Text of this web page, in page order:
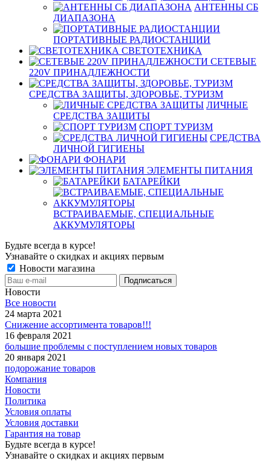
АНТЕННЫ CБ
ДИАПАЗОНА
ПОРТАТИВНЫЕ РАДИОСТАНЦИИ
СВЕТОТЕХНИКА
СЕТЕВЫЕ
220V ПРИНАДЛЕЖНОСТИ
СРЕДСТВА ЗАЩИТЫ, ЗДОРОВЬЕ, ТУРИЗМ
ЛИЧНЫЕ
СРЕДСТВА ЗАЩИТЫ
СПОРТ ТУРИЗМ
СРЕДСТВА
ЛИЧНОЙ ГИГИЕНЫ
ФОНАРИ
ЭЛЕМЕНТЫ ПИТАНИЯ
БАТАРЕЙКИ
ВСТРАИВАЕМЫЕ, СПЕЦИАЛЬНЫЕ
АККУМУЛЯТОРЫ
Будьте всегда в курсе!
Узнавайте о скидках и акциях первым
Новости магазина
Новости
Все новости
24 марта 2021
Снижение ассортимента товаров!!!
16 февраля 2021
большие проблемы с поступлением новых товаров
20 января 2021
подорожание товаров
Компания
Новости
Политика
Условия оплаты
Условия доставки
Гарантия на товар
Будьте всегда в курсе!
Узнавайте о скидках и акциях первым